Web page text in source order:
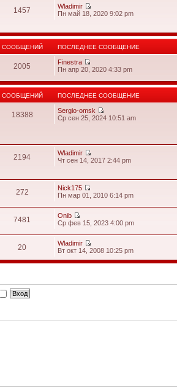
1457
Wladimir
Пн май 18, 2020 9:02 pm
СООБЩЕНИЙ ПОСЛЕДНЕЕ СООБЩЕНИЕ
2005
Finestra
Пн апр 20, 2020 4:33 pm
СООБЩЕНИЙ ПОСЛЕДНЕЕ СООБЩЕНИЕ
18388
Sergio-omsk
Ср сен 25, 2024 10:51 am
2194
Wladimir
Чт сен 14, 2017 2:44 pm
272
Nick175
Пн мар 01, 2010 6:14 pm
7481
Onib
Ср фев 15, 2023 4:00 pm
20
Wladimir
Вт окт 14, 2008 10:25 pm